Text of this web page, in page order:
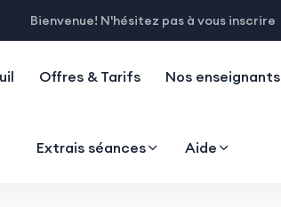
Bienvenue! N'hésitez pas à vous inscrire
Offres & Tarifs Nos enseignants
Extrais séances Aide